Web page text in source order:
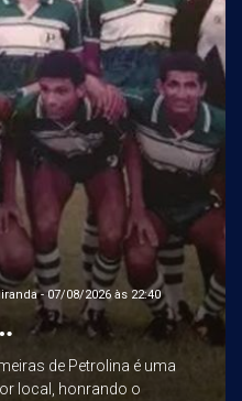
- 07/08/2026 às 22:40
de Petrolina é uma
local, honrando o